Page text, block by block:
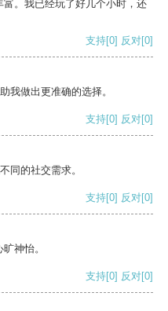
。我已经玩了好几个小时，还
支持[0] 反对[0]
我做出更准确的选择。
支持[0] 反对[0]
同的社交需求。
支持[0] 反对[0]
神怡。
支持[0] 反对[0]